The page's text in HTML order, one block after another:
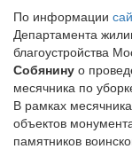
По информации
Департамента
благоустройства
Собянину о
месячника по
В рамках
объектов
памятников